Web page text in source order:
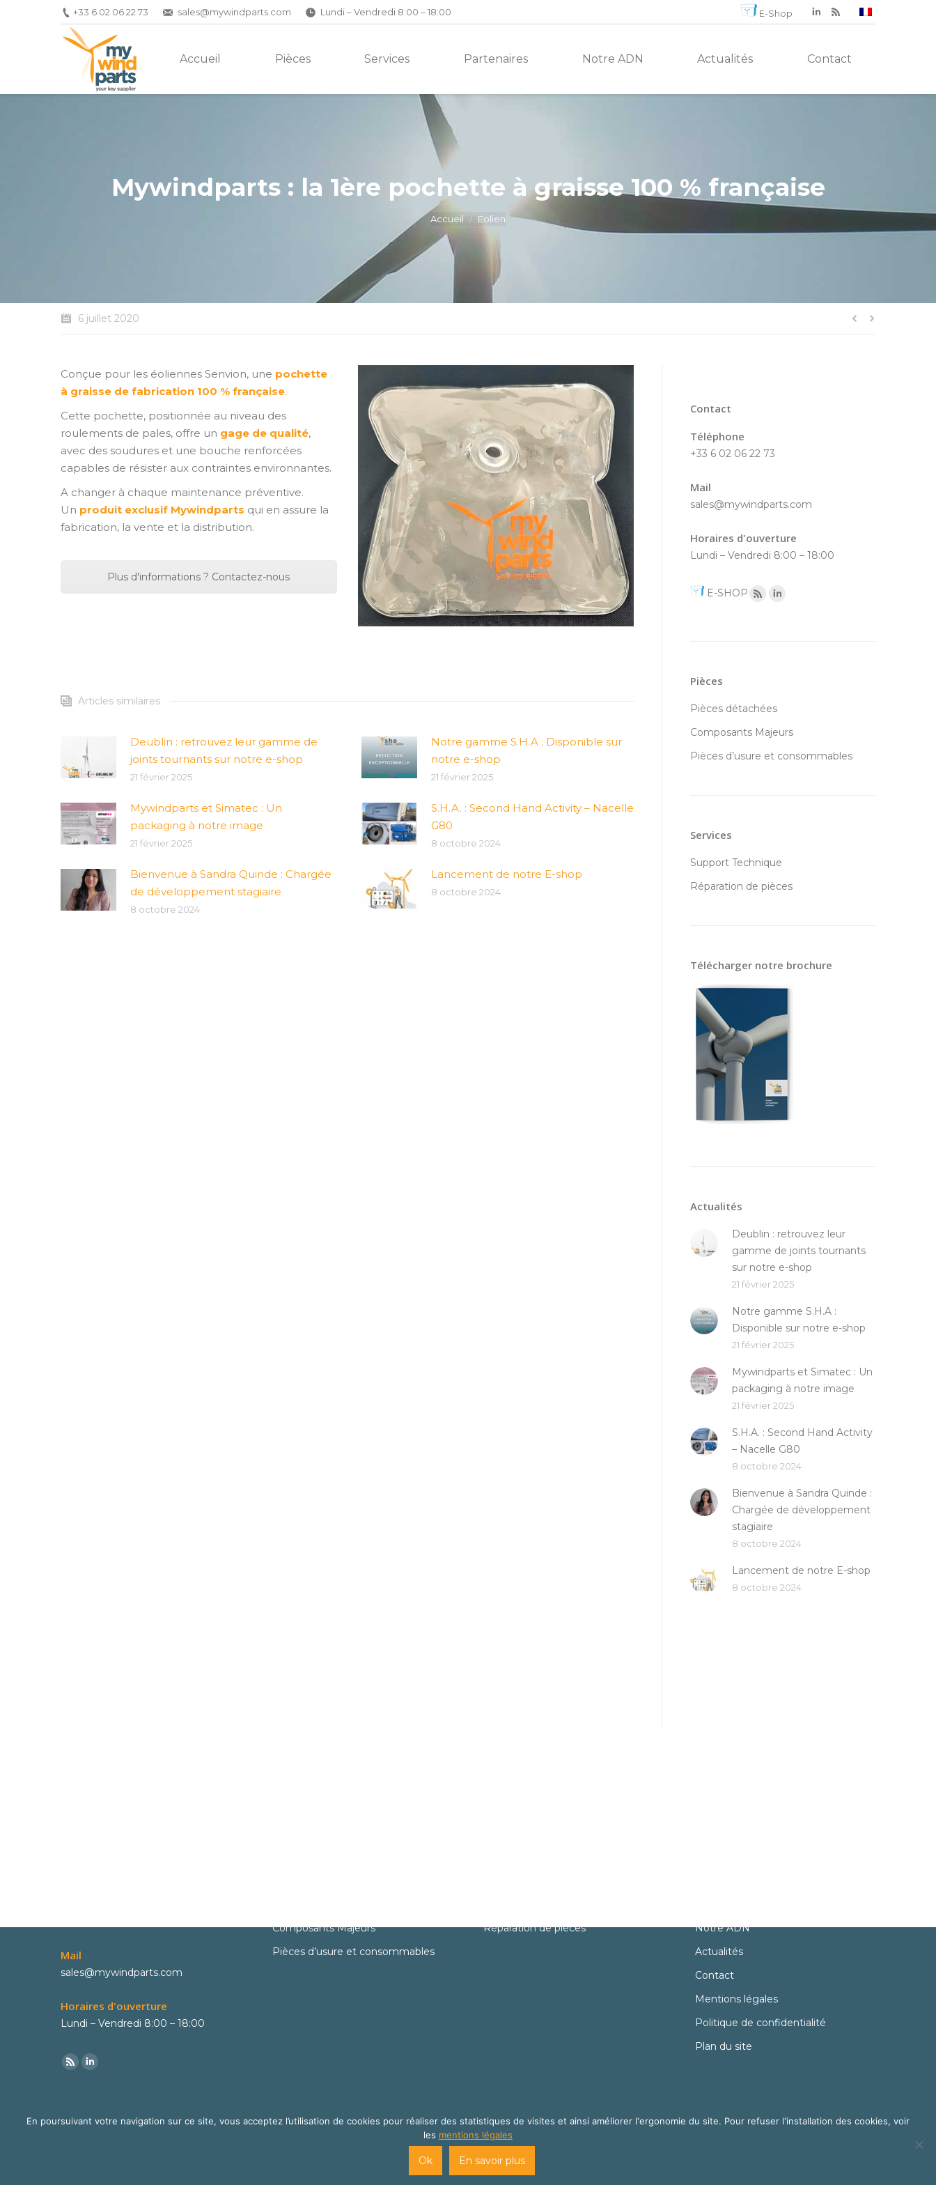
+33 6 02 06 22 73 sales@mywindparts.com Lundi – Vendredi 8:00 – 18:00 E-Shop
Accueil Pièces Services Partenaires Notre ADN Actualités Contact
Mywindparts : la 1ère pochette à graisse 100 % française
Accueil Eolien
6 juillet 2020
Conçue pour les éoliennes Senvion, une pochette
à graisse de fabrication 100 % française.
Cette pochette, positionnée au niveau des
roulements de pales, offre un gage de qualité,
avec des soudures et une bouche renforcées
capables de résister aux contraintes environnantes.
A changer à chaque maintenance préventive.
Un produit exclusif Mywindparts qui en assure la
fabrication, la vente et la distribution.
Plus d'informations ? Contactez-nous
Articles similaires
Deublin : retrouvez leur gamme de
joints tournants sur notre e-shop
21 février 2025
Notre gamme S.H.A : Disponible sur
notre e-shop
21 février 2025
Mywindparts et Simatec : Un
packaging à notre image
21 février 2025
S.H.A. : Second Hand Activity – Nacelle
G80
8 octobre 2024
Bienvenue à Sandra Quinde : Chargée
de développement stagiaire
8 octobre 2024
Lancement de notre E-shop
8 octobre 2024
Contact
Téléphone
+33 6 02 06 22 73
Mail
sales@mywindparts.com
Horaires d'ouverture
Lundi – Vendredi 8:00 – 18:00
E-SHOP
Pièces
Pièces détachées
Composants Majeurs
Pièces d’usure et consommables
Services
Support Technique
Réparation de pièces
Télécharger notre brochure
Actualités
Deublin : retrouvez leur
gamme de joints tournants
sur notre e-shop
21 février 2025
Notre gamme S.H.A :
Disponible sur notre e-shop
21 février 2025
Mywindparts et Simatec : Un
packaging à notre image
21 février 2025
S.H.A. : Second Hand Activity
– Nacelle G80
8 octobre 2024
Bienvenue à Sandra Quinde :
Chargée de développement
stagiaire
8 octobre 2024
Lancement de notre E-shop
8 octobre 2024
Mail
sales@mywindparts.com
Horaires d'ouverture
Lundi – Vendredi 8:00 – 18:00
Composants Majeurs
Pièces d’usure et consommables
Réparation de pièces
Notre ADN
Actualités
Contact
Mentions légales
Politique de confidentialité
Plan du site
site internet créé parCats Eye Design | Agence web Aveyron Londres
En poursuivant votre navigation sur ce site, vous acceptez l’utilisation de cookies pour réaliser des statistiques de visites et ainsi améliorer l'ergonomie du site. Pour refuser l'installation des cookies, voir
les mentions légales
Ok En savoir plus